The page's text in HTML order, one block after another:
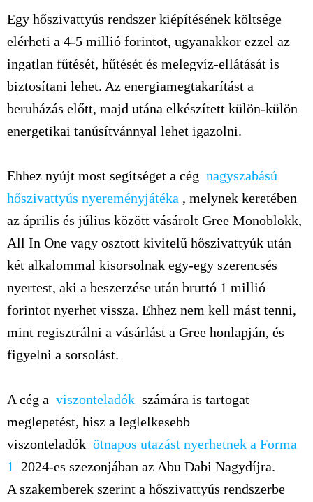
Egy hőszivattyús rendszer kiépítésének költsége
elérheti a 4-5 millió forintot, ugyanakkor ezzel az
ingatlan fűtését, hűtését és melegvíz-ellátását is
biztosítani lehet. Az energiamegtakarítást a
beruházás előtt, majd utána elkészített külön-külön
energetikai tanúsítvánnyal lehet igazolni.
Ehhez nyújt most segítséget a cég nagyszabású
hőszivattyús nyereményjátéka , melynek keretében
az április és július között vásárolt Gree Monoblokk,
All In One vagy osztott kivitelű hőszivattyúk után
két alkalommal kisorsolnak egy-egy szerencsés
nyertest, aki a beszerzése után bruttó 1 millió
forintot nyerhet vissza. Ehhez nem kell mást tenni,
mint regisztrálni a vásárlást a Gree honlapján, és
figyelni a sorsolást.
A cég a viszonteladók számára is tartogat
meglepetést, hisz a leglelkesebb
viszonteladók ötnapos utazást nyerhetnek a Forma
1
2024-es szezonjában az Abu Dabi Nagydíjra.
A szakemberek szerint a hőszivattyús rendszerbe